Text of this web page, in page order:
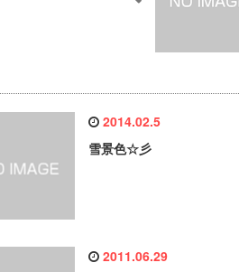
2014.02.5
雪景色☆彡
2011.06.29